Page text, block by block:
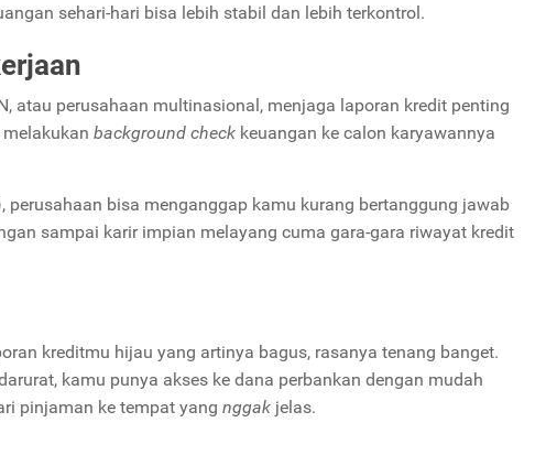
sehari-hari bisa lebih stabil dan lebih terkontrol.
atau perusahaan multinasional, menjaga laporan kredit penting
background check keuangan ke calon karyawannya
perusahaan bisa menganggap kamu kurang bertanggung jawab
sampai karir impian melayang cuma gara-gara riwayat kredit
kreditmu hijau yang artinya bagus, rasanya tenang banget.
kamu punya akses ke dana perbankan dengan mudah
pinjaman ke tempat yang nggak jelas.